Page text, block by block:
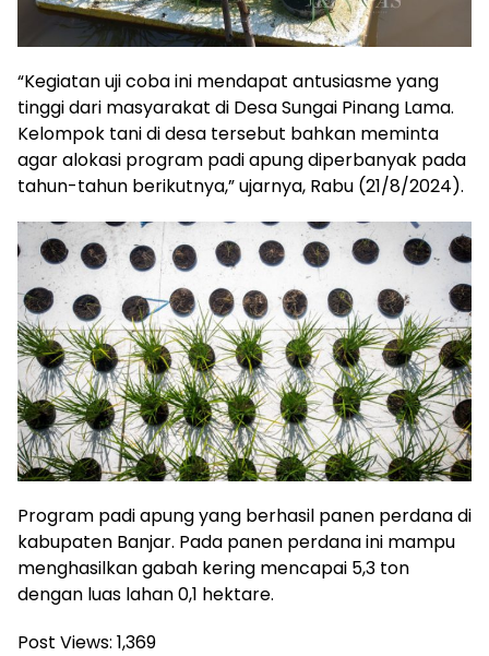
“Kegiatan uji coba ini mendapat antusiasme yang
tinggi dari masyarakat di Desa Sungai Pinang Lama.
Kelompok tani di desa tersebut bahkan meminta
agar alokasi program padi apung diperbanyak pada
tahun-tahun berikutnya,” ujarnya, Rabu (21/8/2024).
Program padi apung yang berhasil panen perdana di
kabupaten Banjar. Pada panen perdana ini mampu
menghasilkan gabah kering mencapai 5,3 ton
dengan luas lahan 0,1 hektare.
Post Views: 1,369